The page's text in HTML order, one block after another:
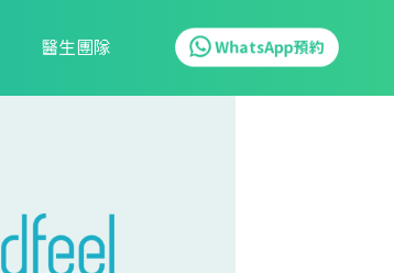
醫生團隊 WhatsApp預約